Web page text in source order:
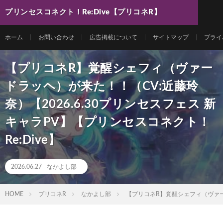
プリンセスコネクト！Re:Dive【プリコネR】
ホーム お問い合わせ 広告掲載について サイトマップ プラ
【プリコネR】覚醒シェフィ（ヴァー
ドラッヘ）が来た！！（CV:近藤玲
奈）【2026.6.30プリンセスフェス 新
キャラPV】【プリンセスコネクト！
Re:Dive】
2026.06.27 なかよし部
HOME プリコネR なかよし部 【プリコネR】覚醒シェフィ（ヴ